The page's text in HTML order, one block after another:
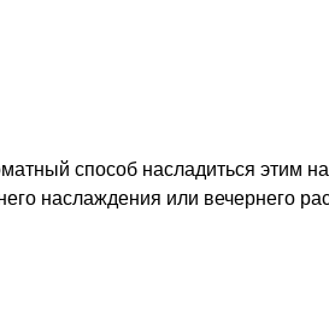
способ насладиться этим
наслаждения или вечернего